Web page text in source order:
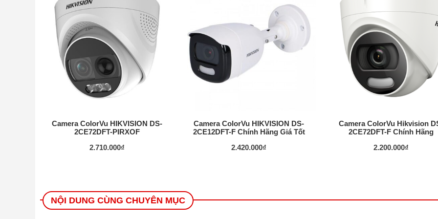
Camera ColorVu HIKVISION DS-
2CE72DFT-PIRXOF
2.710.000₫
Camera ColorVu HIKVISION DS-
2CE12DFT-F Chính Hãng Giá Tốt
2.420.000₫
Camera ColorVu Hikvision
2CE72DFT-F Chính Hãng
2.200.000₫
NỘI DUNG CÙNG CHUYÊN MỤC